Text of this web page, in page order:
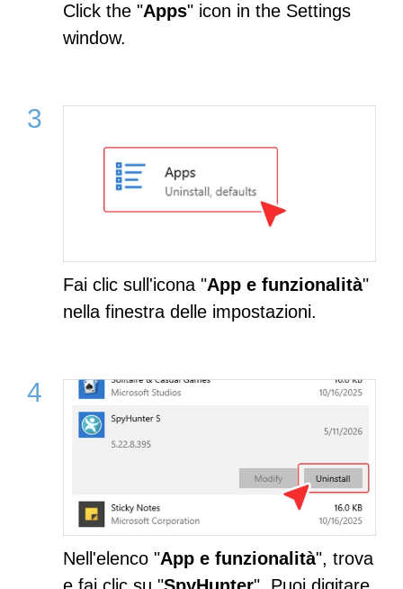
Click the "Apps" icon in the Settings
window.
Fai clic sull'icona "App e funzionalità"
nella finestra delle impostazioni.
Nell'elenco "App e funzionalità", trova